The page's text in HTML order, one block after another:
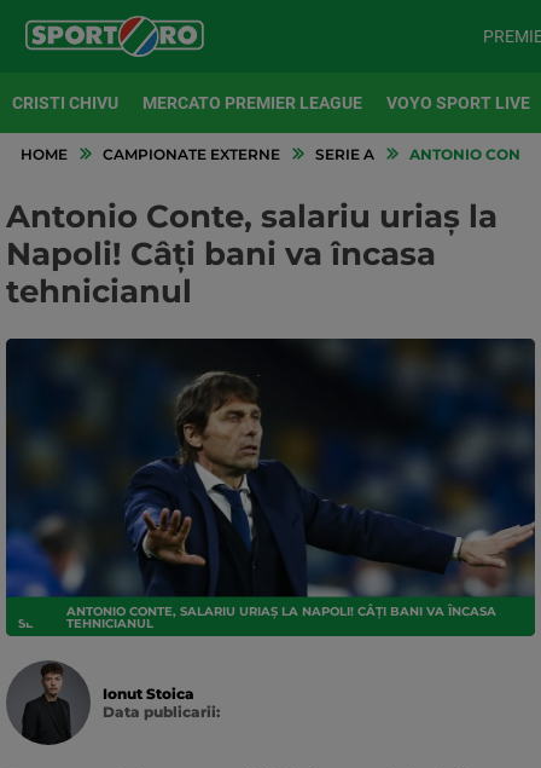
CRISTI CHIVU MERCATO PREMIER LEAGUE VOYO SPORT LIVE
HOME CAMPIONATE EXTERNE SERIE A ANTONIO
Antonio Conte, salariu uriaș la
Napoli! Câți bani va încasa
tehnicianul
SERIE A
ANTONIO CONTE, SALARIU URIAȘ LA NAPOLI! CÂȚI BANI VA ÎNCASA
TEHNICIANUL
Ionut Stoica
Data publicarii: